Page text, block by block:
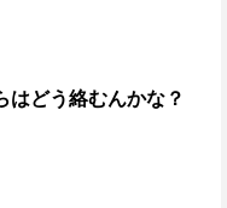
はどう絡むんかな？